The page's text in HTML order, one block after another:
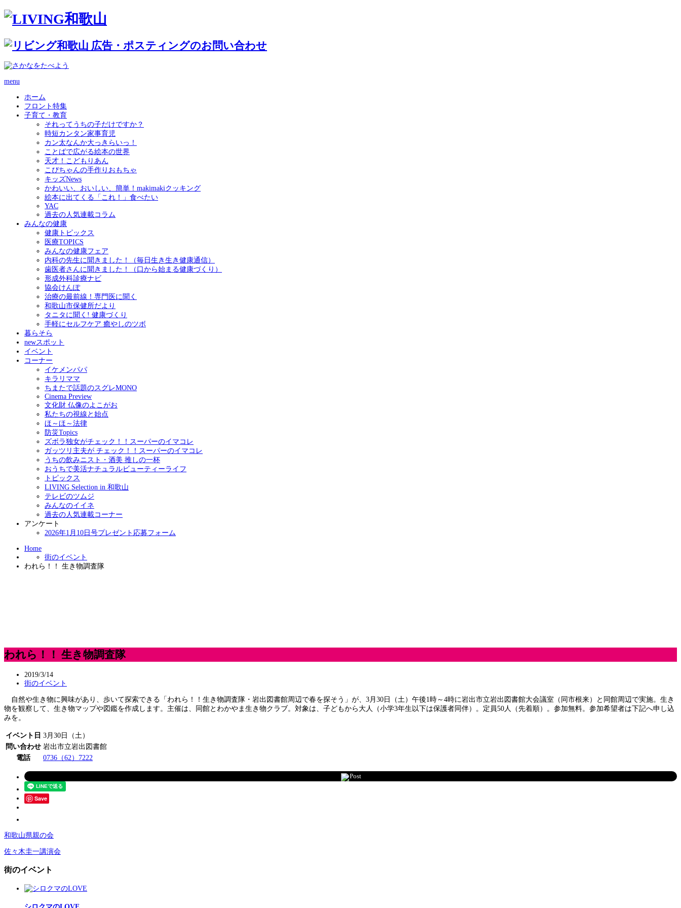
menu
ホーム
フロント特集
子育て・教育
それってうちの子だけですか？
時短カンタン家事育児
カン太なんか大っきらいっ！
ことばで広がる絵本の世界
天才！こどもりあん
こぴちゃんの手作りおもちゃ
キッズNews
かわいい、おいしい、簡単！makimakiクッキング
絵本に出てくる「これ！」食べたい
YAC
過去の人気連載コラム
みんなの健康
健康トピックス
医療TOPICS
みんなの健康フェア
内科の先生に聞きました！（毎日生き生き健康通信）
歯医者さんに聞きました！（口から始まる健康づくり）
形成外科診療ナビ
協会けんぽ
治療の最前線！専門医に聞く
和歌山市保健所だより
タニタに聞く! 健康づくり
手軽にセルフケア 癒やしのツボ
暮らそら
newスポット
イベント
コーナー
イケメンパパ
キラリママ
ちまたで話題のスグレMONO
Cinema Preview
文化財 仏像のよこがお
私たちの視線と始点
ほ～ほ～法律
防災Topics
ズボラ独女がチェック！！スーパーのイマコレ
ガッツリ主夫が チェック！！スーパーのイマコレ
うちの飲みニスト・酒美 推しの一杯
おうちで美活ナチュラルビューティーライフ
トピックス
LIVING Selection in 和歌山
テレビのツムジ
みんなのイイネ
過去の人気連載コーナー
アンケート
2026年1月10日号プレゼント応募フォーム
Home
街のイベント
われら！！ 生き物調査隊
われら！！ 生き物調査隊
2019/3/14
街のイベント
自然や生き物に興味があり、歩いて探索できる「われら！！生き物調査隊・岩出図書館周辺で春を探そう」が、3月30日（土）午後1時～4時に岩出市立岩出図書館大会議室（同市根来）と同館周辺で実施。生き
物を観察して、生き物マップや図鑑を作成します。主催は、同館とわかやま生き物クラブ。対象は、子どもから大人（小学3年生以下は保護者同伴）。定員50人（先着順）。参加無料。参加希望者は下記へ申し込
みを。
イベント日 3月30日（土）
問い合わせ 岩出市立岩出図書館
電話
0736（62）7222
Post
Save
和歌山県親の会
佐々木圭一講演会
街のイベント